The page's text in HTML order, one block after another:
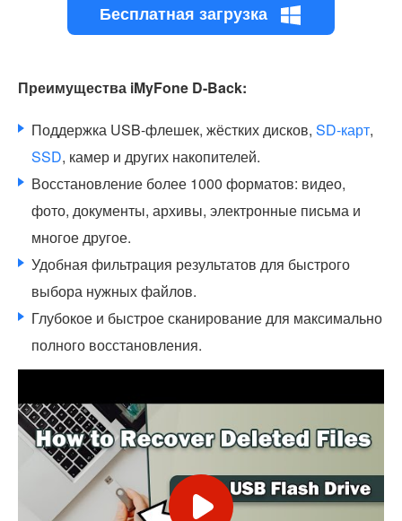
Бесплатная загрузка
Преимущества iMyFone D-Back:
Поддержка USB-флешек, жёстких дисков, SD-карт,
SSD, камер и других накопителей.
Восстановление более 1000 форматов: видео,
фото, документы, архивы, электронные письма и
многое другое.
Удобная фильтрация результатов для быстрого
выбора нужных файлов.
Глубокое и быстрое сканирование для максимально
полного восстановления.